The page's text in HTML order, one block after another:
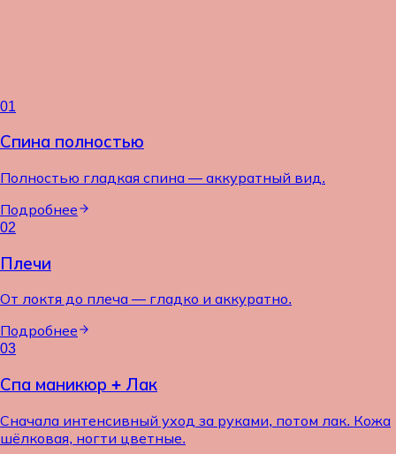
01
Спина полностью
Полностью гладкая спина — аккуратный вид.
Подробнее
02
Плечи
От локтя до плеча — гладко и аккуратно.
Подробнее
03
Спа маникюр + Лак
Сначала интенсивный уход за руками, потом лак. Кожа
шёлковая, ногти цветные.